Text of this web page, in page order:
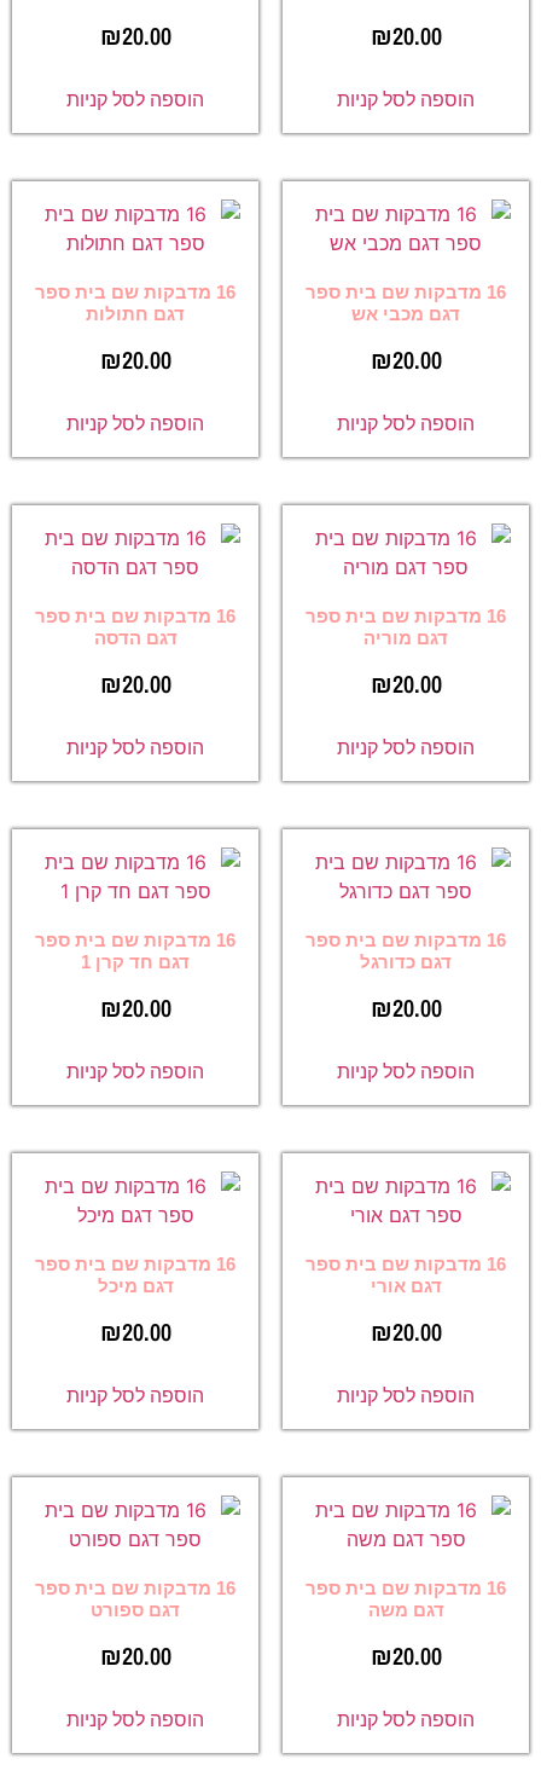
₪20.00
הוספה לסל קניות
₪20.00
הוספה לסל קניות
16 מדבקות שם בית ספר
דגם מכבי אש
₪20.00
הוספה לסל קניות
16 מדבקות שם בית ספר
דגם חתולות
₪20.00
הוספה לסל קניות
16 מדבקות שם בית ספר
דגם מוריה
₪20.00
הוספה לסל קניות
16 מדבקות שם בית ספר
דגם הדסה
₪20.00
הוספה לסל קניות
16 מדבקות שם בית ספר
דגם כדורגל
₪20.00
הוספה לסל קניות
16 מדבקות שם בית ספר
דגם חד קרן 1
₪20.00
הוספה לסל קניות
16 מדבקות שם בית ספר
דגם אורי
₪20.00
הוספה לסל קניות
16 מדבקות שם בית ספר
דגם מיכל
₪20.00
הוספה לסל קניות
16 מדבקות שם בית ספר
דגם משה
₪20.00
הוספה לסל קניות
16 מדבקות שם בית ספר
דגם ספורט
₪20.00
הוספה לסל קניות